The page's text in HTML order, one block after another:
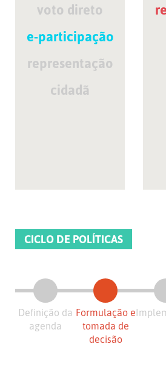
voto direto
e-participação
representação
cidadã
CICLO DE POLÍTICAS
Definição da
agenda
Formulação e
tomada de
decisão